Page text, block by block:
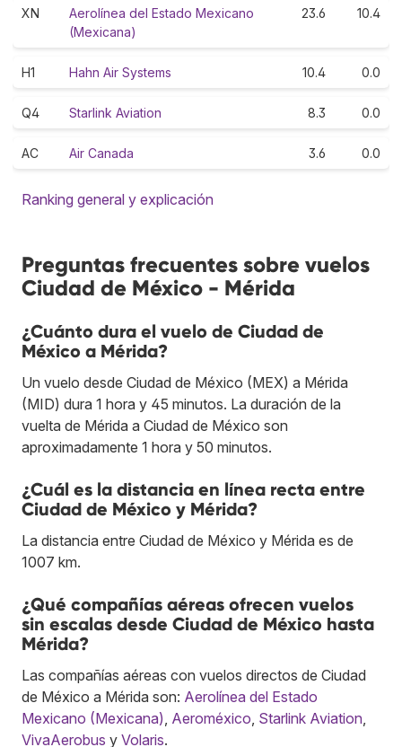
XN
Aerolínea del Estado Mexicano
(Mexicana)
23.6 10.4
H1 Hahn Air Systems 10.4 0.0
Q4 Starlink Aviation 8.3 0.0
AC Air Canada 3.6 0.0
Ranking general y explicación
Preguntas frecuentes sobre vuelos
Ciudad de México - Mérida
¿Cuánto dura el vuelo de Ciudad de
México a Mérida?
Un vuelo desde Ciudad de México (MEX) a Mérida
(MID) dura 1 hora y 45 minutos. La duración de la
vuelta de Mérida a Ciudad de México son
aproximadamente 1 hora y 50 minutos.
¿Cuál es la distancia en línea recta entre
Ciudad de México y Mérida?
La distancia entre Ciudad de México y Mérida es de
1007 km.
¿Qué compañías aéreas ofrecen vuelos
sin escalas desde Ciudad de México hasta
Mérida?
Las compañías aéreas con vuelos directos de Ciudad
de México a Mérida son: Aerolínea del Estado
Mexicano (Mexicana) Aeroméxico Starlink Aviation
VivaAerobus y Volaris.